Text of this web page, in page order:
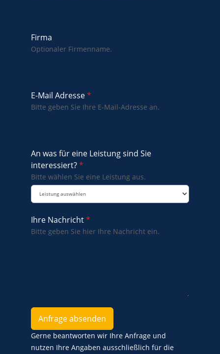
Firma
Optionaler Firmenname.
E-Mail Adresse*
Bitte geben Sie Ihre E-Mail-Adresse an.
An was für eine Leistung sind Sie
interessiert?*
Bitte wählen Sie eine Leistung aus.
Ihre Nachricht*
Bitte geben Sie hier Ihre Nachricht ein.
Anfrage absenden
Gerne beantworten wir Ihre Anfrage und
nutzen Ihre Angaben ausschließlich für die